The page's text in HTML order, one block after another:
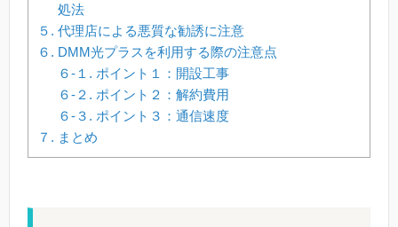
処法
５. 代理店による悪質な勧誘に注意
６. DMM光プラスを利用する際の注意点
６-１. ポイント１：開設工事
６-２. ポイント２：解約費用
６-３. ポイント３：通信速度
７. まとめ